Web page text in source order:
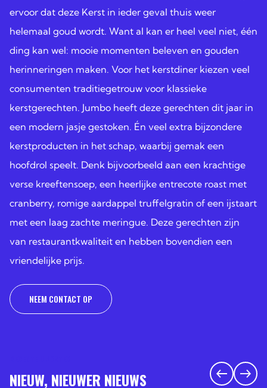
ervoor dat deze Kerst in ieder geval thuis weer
helemaal goud wordt. Want al kan er heel veel niet, één
ding kan wel: mooie momenten beleven en gouden
herinneringen maken. Voor het kerstdiner kiezen veel
consumenten traditiegetrouw voor klassieke
kerstgerechten. Jumbo heeft deze gerechten dit jaar in
een modern jasje gestoken. Én veel extra bijzondere
kerstproducten in het schap, waarbij gemak een
hoofdrol speelt. Denk bijvoorbeeld aan een krachtige
verse kreeftensoep, een heerlijke entrecote roast met
cranberry, romige aardappel truffelgratin of een ijstaart
met een laag zachte meringue. Deze gerechten zijn
van restaurantkwaliteit en hebben bovendien een
vriendelijke prijs.
NEEM CONTACT OP
NIEUW, NIEUWER NIEUWS